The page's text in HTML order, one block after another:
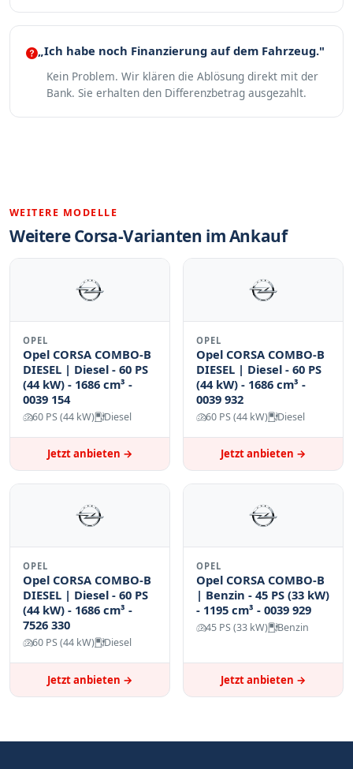
„Ich habe noch Finanzierung auf dem Fahrzeug."
Kein Problem. Wir klären die Ablösung direkt mit der
Bank. Sie erhalten den Differenzbetrag ausgezahlt.
WEITERE MODELLE
Weitere Corsa-Varianten im Ankauf
OPEL
Opel CORSA COMBO-B
DIESEL | Diesel - 60 PS
(44 kW) - 1686 cm³ -
0039 154
60 PS (44 kW) Diesel
Jetzt anbieten →
OPEL
Opel CORSA COMBO-B
DIESEL | Diesel - 60 PS
(44 kW) - 1686 cm³ -
0039 932
60 PS (44 kW) Diesel
Jetzt anbieten →
OPEL
Opel CORSA COMBO-B
DIESEL | Diesel - 60 PS
(44 kW) - 1686 cm³ -
7526 330
60 PS (44 kW) Diesel
Jetzt anbieten →
OPEL
Opel CORSA COMBO-B
| Benzin - 45 PS (33 kW)
- 1195 cm³ - 0039 929
45 PS (33 kW) Benzin
Jetzt anbieten →